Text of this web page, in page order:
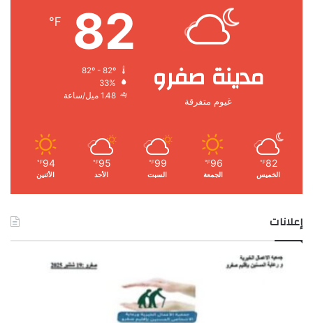
مدينة صفرو
غيوم متفرقة
82
℉
33%
1.48 ميل/ساعة
82
℉
الخميس
96
℉
الجمعة
99
℉
السبت
95
℉
الأحد
94
℉
الأثنين
إعلانات